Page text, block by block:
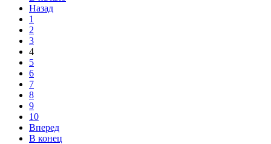
Назад
1
2
3
4
5
6
7
8
9
10
Вперед
В конец